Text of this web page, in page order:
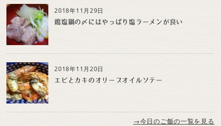
2018年11月29日
鶏塩鍋の〆にはやっぱり塩ラーメンが良い
2018年11月20日
エビとカキのオリーブオイルソテー
→今日のご飯の一覧を見る